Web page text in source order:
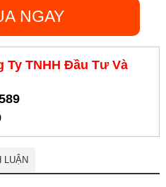
NGAY
Ty TNHH Đầu Tư Và
LUẬN